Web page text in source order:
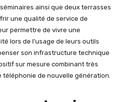
ainsi que deux terrasses
une qualité de service de
permettre de vivre une
lors de l’usage de leurs outils
son infrastructure technique
sur mesure combinant très
de nouvelle génération.